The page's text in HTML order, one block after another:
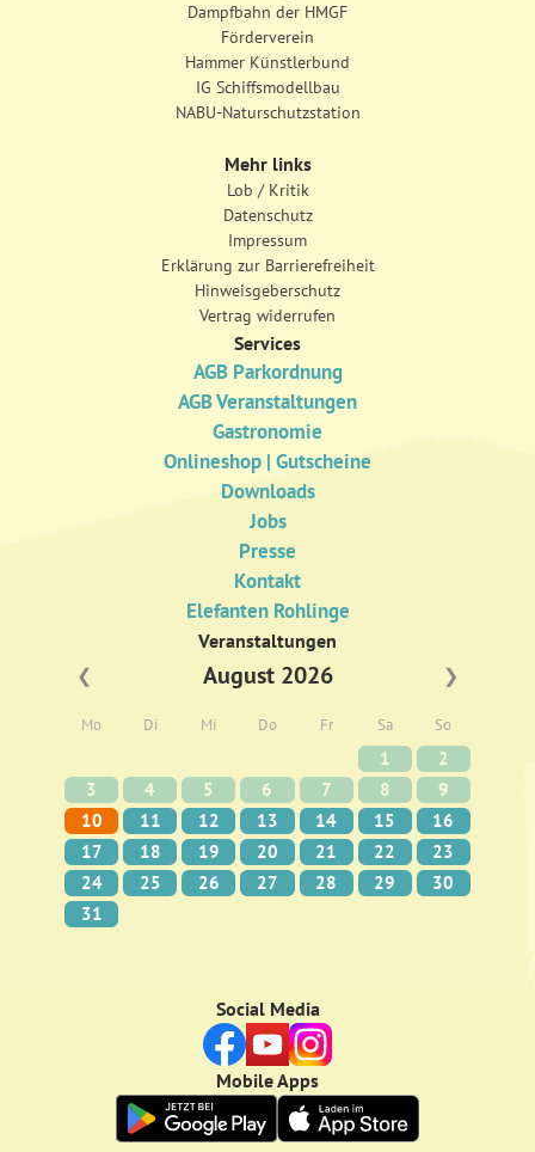
Dampfbahn der HMGF
Förderverein
Hammer Künstlerbund
IG Schiffsmodellbau
NABU-Naturschutzstation
Mehr links
Lob / Kritik
Datenschutz
Impressum
Erklärung zur Barrierefreiheit
Hinweisgeberschutz
Vertrag widerrufen
Services
AGB Parkordnung
AGB Veranstaltungen
Gastronomie
Onlineshop | Gutscheine
Downloads
Jobs
Presse
Kontakt
Elefanten Rohlinge
Veranstaltungen
❮
August 2026 ❯
Mo Di Mi Do Fr Sa So
1
2
3
4 5 6 7 8
9
10
11 12 13 14 15
16
17
18 19 20 21 22
23
24
25 26 27 28 29
30
31
Social Media
Mobile Apps